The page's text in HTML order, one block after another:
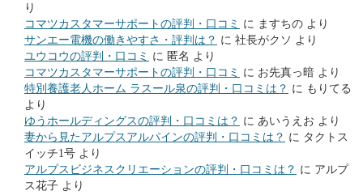
り
コマツカスタマーサポートの評判・口コミ に ますちの より
サンエー電機の働きやすさ・評判は？ に 社長がクソ より
ユウコウの評判・口コミ に 匿名 より
コマツカスタマーサポートの評判・口コミ に お先真っ暗 より
特別養護老人ホーム ラスール泉の評判・口コミは？ に もりてる
より
ゆうホールディングスの評判・口コミは？ に あいうえお より
妻から見たアルプスアルパインの評判・口コミは？ に タクトス
イッチ1号 より
アルプスビジネスクリエーションの評判・口コミは？ に アルプ
ス花子 より